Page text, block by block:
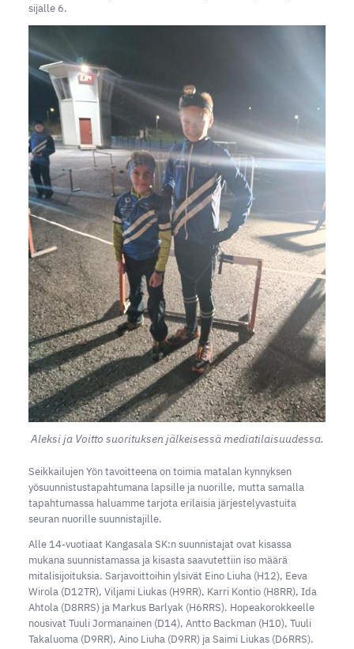
sijalle 6.
Aleksi ja Voitto suorituksen jälkeisessä mediatilaisuudessa.
Seikkailujen Yön tavoitteena on toimia matalan kynnyksen
yösuunnistustapahtumana lapsille ja nuorille, mutta samalla
tapahtumassa haluamme tarjota erilaisia järjestelyvastuita
seuran nuorille suunnistajille.
Alle 14-vuotiaat Kangasala SK:n suunnistajat ovat kisassa
mukana suunnistamassa ja kisasta saavutettiin iso määrä
mitalisijoituksia. Sarjavoittoihin ylsivät Eino Liuha (H12), Eeva
Wirola (D12TR), Viljami Liukas (H9RR), Karri Kontio (H8RR), Ida
Ahtola (D8RRS) ja Markus Barlyak (H6RRS). Hopeakorokkeelle
nousivat Tuuli Jormanainen (D14), Antto Backman (H10), Tuuli
Takaluoma (D9RR), Aino Liuha (D9RR) ja Saimi Liukas (D6RRS).